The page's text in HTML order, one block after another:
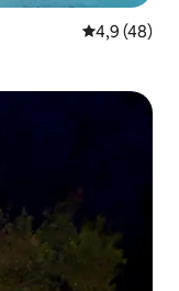
4,9 de uma
4,9 (48)